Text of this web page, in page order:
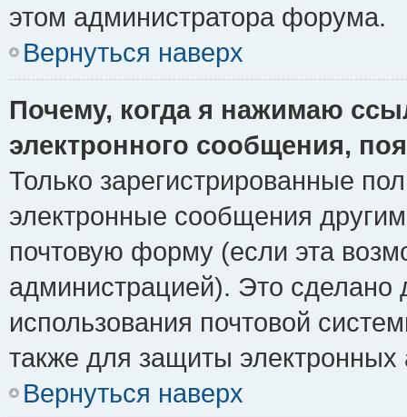
этом администратора форума.
Вернуться наверх
Почему, когда я нажимаю
электронного сообщения,
Только зарегистрированные
электронные сообщения
почтовую форму (если эта
администрацией). Это сделано
использования почтовой
также для защиты электронных
Вернуться наверх